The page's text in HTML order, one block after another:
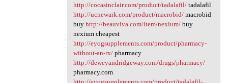
http://cocasinclair.com/product/tadalafil/tadalafil
http://ucnewark.com/product/macrobid/macrobid
buy http://beauviva.com/item/nexium/buy
nexium cheapest
http://eyogsupplements.com/product/pharmacy-
without-an-rx/pharmacy
http://deweyandridgeway.com/drugs/pharmacy/
pharmacy.com